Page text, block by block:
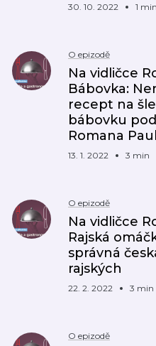
30. 10. 2022 1 min
O epizodě
Na vidličce
Bábovka:
recept na
bábovku
Romana
13. 1. 2022 3 min
O epizodě
Na vidličce
Rajská
správná
rajských
22. 2. 2022 3 min
O epizodě